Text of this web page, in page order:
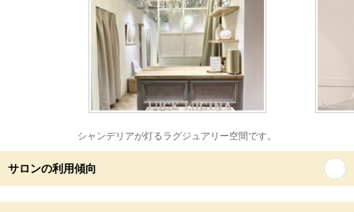
シャンデリアが灯るラグジュアリー空間です。
サロンの利用傾向